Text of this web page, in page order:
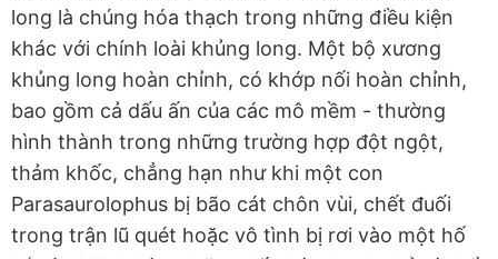
long là chúng hóa thạch trong những điều kiện
khác với chính loài khủng long. Một bộ xương
khủng long hoàn chỉnh, có khớp nối hoàn chỉnh,
bao gồm cả dấu ấn của các mô mềm - thường
hình thành trong những trường hợp đột ngột,
thảm khốc, chẳng hạn như khi một con
Parasaurolophus bị bão cát chôn vùi, chết đuối
trong trận lũ quét hoặc vô tình bị rơi vào một hố